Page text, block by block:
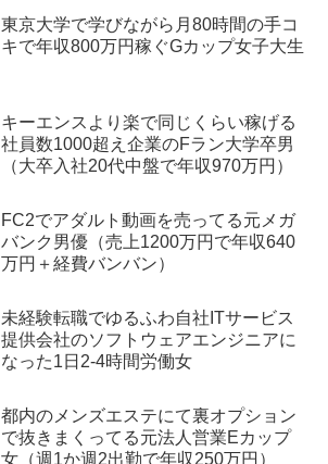
東京大学で学びながら月80時間の手コ
キで年収800万円稼ぐGカップ女子大生
キーエンスより楽で同じくらい稼げる
社員数1000超え企業のFラン大学卒男
（大卒入社20代中盤で年収970万円）
FC2でアダルト動画を売ってる元メガ
バンク男優（売上1200万円で年収640
万円＋経費バンバン）
未経験転職でゆるふわ自社ITサービス
提供会社のソフトウェアエンジニアに
なった1日2-4時間労働女
都内のメンズエステにて裏オプション
で抜きまくってる元法人営業Eカップ
女（週1か週2出勤で年収250万円）